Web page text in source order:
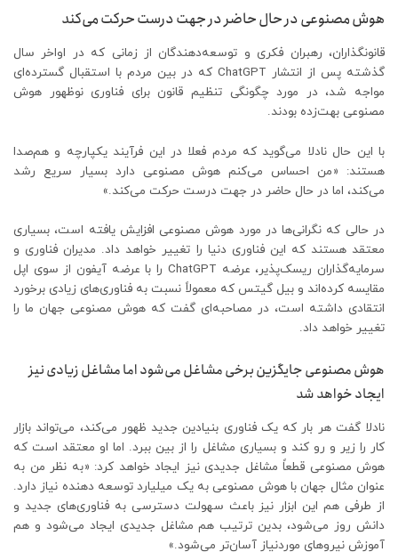
هوش مصنوعی در حال حاضر در جهت درست حرکت می‌کند
قانونگذاران، رهبران فکری و توسعه‌دهندگان از زمانی که در اواخر سال
گذشته پس از انتشار ChatGPT که در بین مردم با استقبال گسترده‌ای
مواجه شد، در مورد چگونگی تنظیم قانون برای فناوری نوظهور هوش
مصنوعی بهت‌زده بودند.
با این حال نادلا می‌گوید که مردم فعلا در این فرآیند یکپارچه و هم‌صدا
هستند: «من احساس می‌کنم هوش مصنوعی دارد بسیار سریع رشد
می‌کند، اما در حال حاضر در جهت درست حرکت می‌کند.»
در حالی که نگرانی‌ها در مورد هوش مصنوعی افزایش یافته است، بسیاری
معتقد هستند که این فناوری دنیا را تغییر خواهد داد. مدیران فناوری و
سرمایه‌گذاران ریسک‌پذیر، عرضه ChatGPT را با عرضه آیفون از سوی اپل
مقایسه کرده‌اند و بیل گیتس که معمولاً نسبت به فناوری‌های زیادی برخورد
انتقادی داشته است، در مصاحبه‌ای گفت که هوش مصنوعی جهان ما را
تغییر خواهد داد.
هوش مصنوعی جایگزین برخی مشاغل می‌شود اما مشاغل زیادی نیز
ایجاد خواهد شد
نادلا گفت هر بار که یک فناوری بنیادین جدید ظهور می‌کند، می‌تواند بازار
کار را زیر و رو کند و بسیاری مشاغل را از بین ببرد. اما او معتقد است که
هوش مصنوعی قطعاً مشاغل جدیدی نیز ایجاد خواهد کرد: «به نظر من به
عنوان مثال جهان با هوش مصنوعی به یک میلیارد توسعه دهنده نیاز دارد.
از طرفی هم این ابزار نیز باعث سهولت دسترسی به فناوری‌های جدید و
دانش روز می‌شود، بدین ترتیب هم مشاغل جدیدی ایجاد می‌شود و هم
آموزش نیروهای موردنیاز آسان‌تر می‌شود.»